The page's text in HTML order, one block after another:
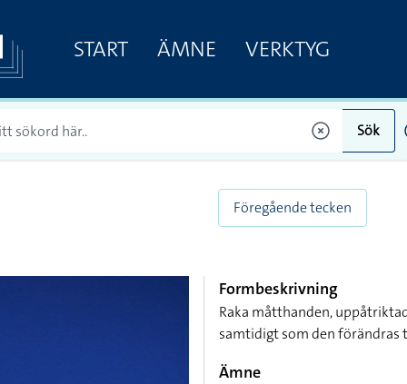
START ÄMNE VERKTYG
Sök
Föregående tecken
Formbeskrivning
Raka måtthanden,
samtidigt som den förändras
Ämne